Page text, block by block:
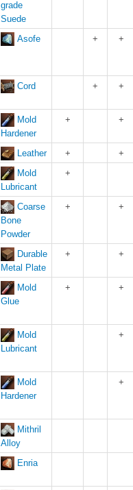
grade
Suede
Asofe + +
Cord + +
Mold
Hardener
+ +
Leather +
+
Mold
Lubricant
+
Coarse
Bone
Powder
+ +
Durable
Metal Plate
+ +
Mold
Glue
+ +
Mold
Lubricant
+
Mold
Hardener
+
Mithril
Alloy
Enria